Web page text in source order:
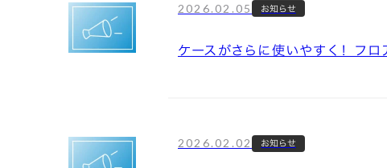
2026.02.05 お知らせ
ケースがさらに使いやすく！ フロ
2026.02.02 お知らせ